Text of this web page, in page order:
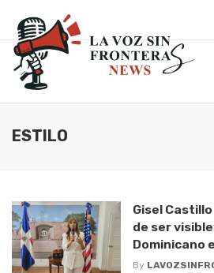
ESTILO
Gisel
de ser
Dominicano
By